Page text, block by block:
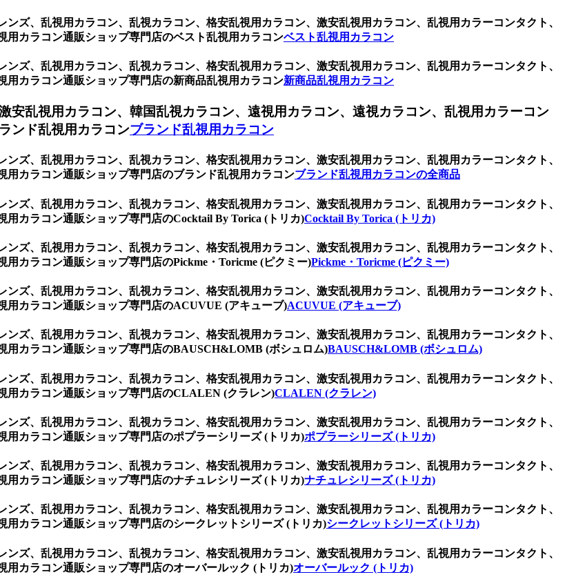
ズ、乱視用カラコン、乱視カラコン、格安乱視用カラコン、激安乱視用カラコン、乱視用カラーコンタクト、
カラコン通販ショップ専門店のベスト乱視用カラコンベスト乱視用カラコン
ズ、乱視用カラコン、乱視カラコン、格安乱視用カラコン、激安乱視用カラコン、乱視用カラーコンタクト、
カラコン通販ショップ専門店の新商品乱視用カラコン新商品乱視用カラコン
安乱視用カラコン、韓国乱視カラコン、遠視用カラコン、遠視カラコン、乱視用カラーコン
ンド乱視用カラコンブランド乱視用カラコン
ズ、乱視用カラコン、乱視カラコン、格安乱視用カラコン、激安乱視用カラコン、乱視用カラーコンタクト、
カラコン通販ショップ専門店のブランド乱視用カラコンブランド乱視用カラコンの全商品
ズ、乱視用カラコン、乱視カラコン、格安乱視用カラコン、激安乱視用カラコン、乱視用カラーコンタクト、
カラコン通販ショップ専門店のCocktail By Torica (トリカ)Cocktail By Torica (トリカ)
ズ、乱視用カラコン、乱視カラコン、格安乱視用カラコン、激安乱視用カラコン、乱視用カラーコンタクト、
カラコン通販ショップ専門店のPickme・Toricme (ピクミー)Pickme・Toricme (ピクミー)
ズ、乱視用カラコン、乱視カラコン、格安乱視用カラコン、激安乱視用カラコン、乱視用カラーコンタクト、
用カラコン通販ショップ専門店のACUVUE (アキューブ)ACUVUE (アキューブ)
ズ、乱視用カラコン、乱視カラコン、格安乱視用カラコン、激安乱視用カラコン、乱視用カラーコンタクト、
用カラコン通販ショップ専門店のBAUSCH&LOMB (ボシュロム)BAUSCH&LOMB (ボシュロム)
ズ、乱視用カラコン、乱視カラコン、格安乱視用カラコン、激安乱視用カラコン、乱視用カラーコンタクト、
用カラコン通販ショップ専門店のCLALEN (クラレン)CLALEN (クラレン)
ズ、乱視用カラコン、乱視カラコン、格安乱視用カラコン、激安乱視用カラコン、乱視用カラーコンタクト、
カラコン通販ショップ専門店のポプラーシリーズ (トリカ)ポプラーシリーズ (トリカ)
ズ、乱視用カラコン、乱視カラコン、格安乱視用カラコン、激安乱視用カラコン、乱視用カラーコンタクト、
カラコン通販ショップ専門店のナチュレシリーズ (トリカ)ナチュレシリーズ (トリカ)
ズ、乱視用カラコン、乱視カラコン、格安乱視用カラコン、激安乱視用カラコン、乱視用カラーコンタクト、
カラコン通販ショップ専門店のシークレットシリーズ (トリカ)シークレットシリーズ (トリカ)
ズ、乱視用カラコン、乱視カラコン、格安乱視用カラコン、激安乱視用カラコン、乱視用カラーコンタクト、
カラコン通販ショップ専門店のオーバールック (トリカ)オーバールック (トリカ)